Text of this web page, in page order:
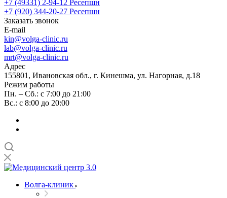
+7 (49331) 2-94-12 Ресепшн
+7 (920) 344-20-27 Ресепшн
Заказать звонок
E-mail
kin@volga-clinic.ru
lab@volga-clinic.ru
mrt@volga-clinic.ru
Адрес
155801, Ивановская обл., г. Кинешма, ул. Нагорная, д.18
Режим работы
Пн. – Сб.: с 7:00 до 21:00
Вс.: с 8:00 до 20:00
Волга-клиник